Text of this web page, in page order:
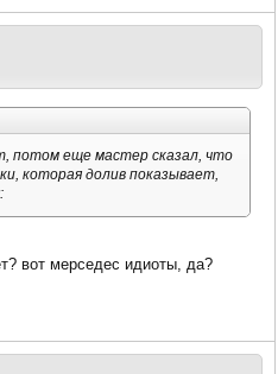
потом еще мастер сказал, что
которая долив показывает,
вот мерседес идиоты, да?